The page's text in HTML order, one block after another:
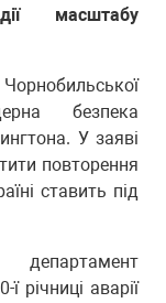
масштабу
безпека
У заяві
повторення
ставить під
річниці аварії